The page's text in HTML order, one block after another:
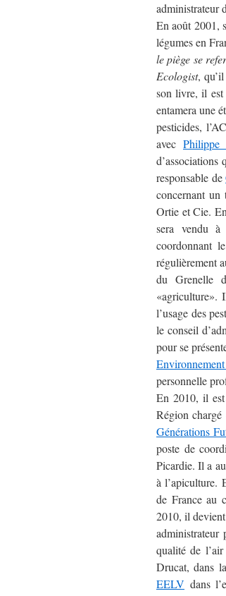
administrateur
En août 2001,
légumes en
le piège se
Ecologist,
son livre, il est
entamera une
pesticides,
avec Philippe
responsable de
concernant
Ortie et Cie.
sera vendu à
coordonnant
régulièrement
du Grenelle
«agriculture».
l’usage des
le conseil
pour se
personnelle
En 2010, il
Région chargé
Générations
poste de
Picardie. Il a
à l’apiculture.
de France au
2010, il
administrateur
qualité de
Drucat, dans
EELV dans